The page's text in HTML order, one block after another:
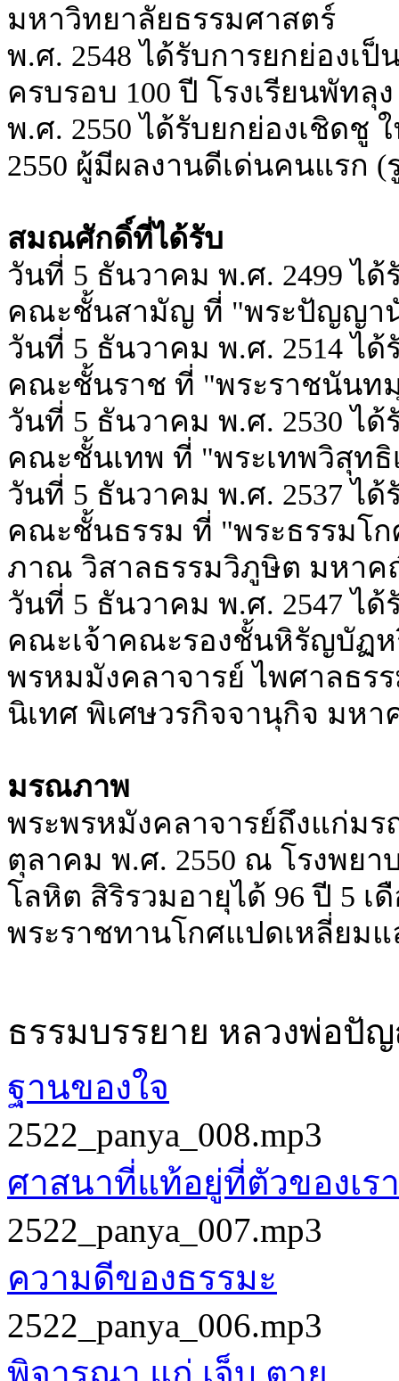
มหาวิทยาลัยธรรมศาสตร์
พ.ศ. 2548 ได้รับการยกย่องเ
ครบรอบ 100 ปี โรงเรียนพัทลุ
พ.ศ. 2550 ได้รับยกย่องเชิดชู
2550 ผู้มีผลงานดีเด่นคนแรก (
สมณศักดิ์ที่ได้รับ
วันที่ 5 ธันวาคม พ.ศ. 2499 ไ
คณะชั้นสามัญ ที่ "พระปัญญา
วันที่ 5 ธันวาคม พ.ศ. 2514 ไ
คณะชั้นราช ที่ "พระราชนันท
วันที่ 5 ธันวาคม พ.ศ. 2530 ไ
คณะชั้นเทพ ที่ "พระเทพวิสุทธิ
วันที่ 5 ธันวาคม พ.ศ. 2537 ไ
คณะชั้นธรรม ที่ "พระธรรมโ
ภาณ วิสาลธรรมวิภูษิต มหาค
วันที่ 5 ธันวาคม พ.ศ. 2547 ไ
คณะเจ้าคณะรองชั้นหิรัญบัฏห
พรหมมังคลาจารย์ ไพศาลธร
นิเทศ พิเศษวรกิจจานุกิจ มห
มรณภาพ
พระพรหมังคลาจารย์ถึงแก่มร
ตุลาคม พ.ศ. 2550 ณ โรงพยา
โลหิต สิริรวมอายุได้ 96 ปี 5 เ
พระราชทานโกศแปดเหลี่ยมแ
ธรรมบรรยาย หลวงพ่อปั
ฐานของใจ
2522_panya_008.mp3
ศาสนาที่แท้อยู่ที่ตัวของเรา
2522_panya_007.mp3
ความดีของธรรมะ
2522_panya_006.mp3
พิจารณา แก่ เจ็บ ตาย